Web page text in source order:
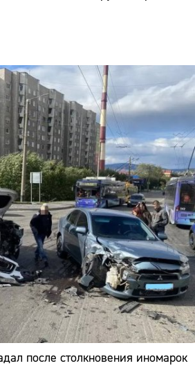
после столкновения иномарок